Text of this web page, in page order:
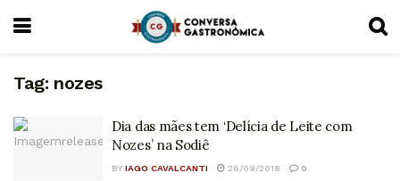
Tag: nozes
Dia das mães tem ‘Delícia de Leite com
Nozes’ na Sodiê
BY IAGO CAVALCANTI 26/09/2018 0